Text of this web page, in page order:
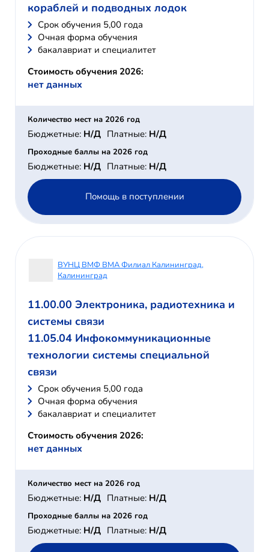
кораблей и подводных лодок
Cрок обучения 5,00 года
Очная форма обучения
бакалавриат и специалитет
Стоимость обучения 2026:
нет данных
Количество мест на 2026 год
Бюджетные: Н/Д Платные: Н/Д
Проходные баллы на 2026 год
Бюджетные: Н/Д Платные: Н/Д
Помощь в поступлении
ВУНЦ ВМФ ВМА Филиал Калининград,
Калининград
11.00.00 Электроника, радиотехника и
системы связи
11.05.04 Инфокоммуникационные
технологии системы специальной
связи
Cрок обучения 5,00 года
Очная форма обучения
бакалавриат и специалитет
Стоимость обучения 2026:
нет данных
Количество мест на 2026 год
Бюджетные: Н/Д Платные: Н/Д
Проходные баллы на 2026 год
Бюджетные: Н/Д Платные: Н/Д